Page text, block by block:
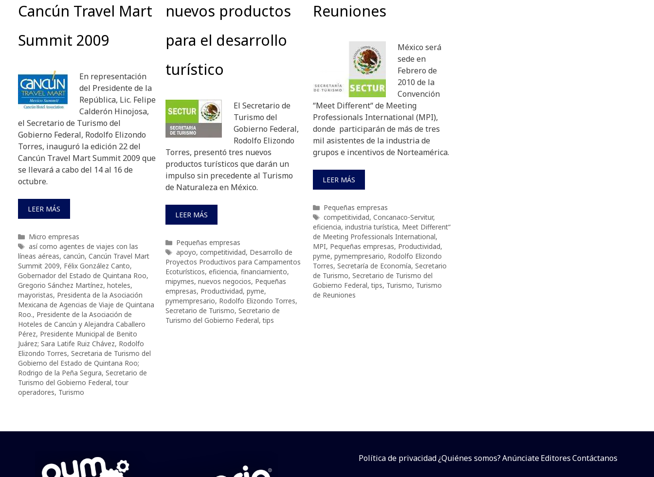
Cancún Travel Mart
Summit 2009
En representación
del Presidente de la
República, Lic. Felipe
Calderón Hinojosa,
el Secretario de Turismo del
Gobierno Federal, Rodolfo Elizondo
Torres, inauguró la edición 22 del
Cancún Travel Mart Summit 2009 que
se llevará a cabo del 14 al 16 de
octubre.
LEER MÁS
Categorías
Micro empresas
Etiquetas
así como agentes de viajes con las
líneas aéreas, cancún, Cancún Travel Mart
Summit 2009, Félix González Canto,
Gobernador del Estado de Quintana Roo,
Gregorio Sánchez Martínez, hoteles,
mayoristas, Presidenta de la Asociación
Mexicana de Agencias de Viaje de Quintana
Roo., Presidente de la Asociación de
Hoteles de Cancún y Alejandra Caballero
Pérez, Presidente Municipal de Benito
Juárez; Sara Latife Ruiz Chávez, Rodolfo
Elizondo Torres, Secretaria de Turismo del
Gobierno del Estado de Quintana Roo;
Rodrigo de la Peña Segura, Secretario de
Turismo del Gobierno Federal,tour
operadores, Turismo
nuevos productos
para el desarrollo
turístico
El Secretario de
Turismo del
Gobierno Federal,
Rodolfo Elizondo
Torres, presentó tres nuevos
productos turísticos que darán un
impulso sin precedente al Turismo
de Naturaleza en México.
LEER MÁS
Categorías
Pequeñas empresas
Etiquetas
apoyo, competitividad, Desarrollo de
Proyectos Productivos para Campamentos
Ecoturísticos, eficiencia, financiamiento,
mipymes, nuevos negocios, Pequeñas
empresas, Productividad, pyme,
pymempresario, Rodolfo Elizondo Torres,
Secretario de Turismo, Secretario de
Turismo del Gobierno Federal,tips
Reuniones
México será
sede en
Febrero de
2010 de la
Convención
“Meet Different“ de Meeting
Professionals International (MPI),
donde participarán de más de tres
mil asistentes de la industria de
grupos e incentivos de Norteamérica.
LEER MÁS
Categorías
Pequeñas empresas
Etiquetas
competitividad, Concanaco-Servitur,
eficiencia, industria turística, Meet Different“
de Meeting Professionals International,
MPI, Pequeñas empresas, Productividad,
pyme, pymempresario, Rodolfo Elizondo
Torres, Secretaría de Economía, Secretario
de Turismo, Secretario de Turismo del
Gobierno Federal,tips, Turismo, Turismo
de Reuniones
Política de privacidad¿Quiénes somos?AnúnciateEditoresContáctanos